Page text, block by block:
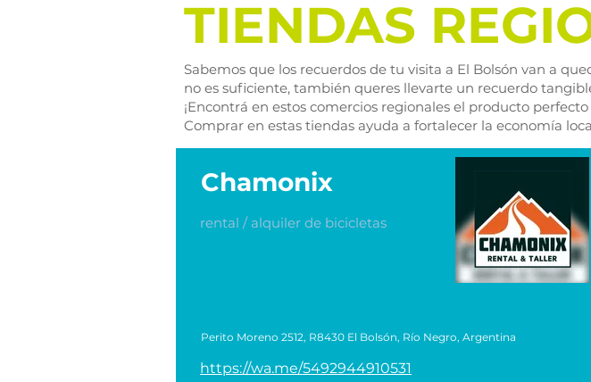
TIENDAS
Sabemos que los recuerdos de tu visita a El Bolsón van a
no es suficiente, también queres llevarte un recuerdo
¡Encontrá en estos comercios regionales el producto perfecto
Comprar en estas tiendas ayuda a fortalecer la economía
Chamonix
rental / alquiler de bicicletas
Perito Moreno 2512, R8430 El Bolsón, Río Negro, Argentina
https://wa.me/5492944910531